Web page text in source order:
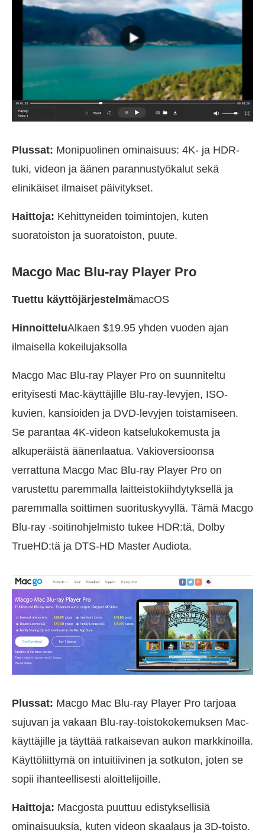
Plussat: Monipuolinen ominaisuus: 4K- ja HDR-
tuki, videon ja äänen parannustyökalut sekä
elinikäiset ilmaiset päivitykset.
Haittoja: Kehittyneiden toimintojen, kuten
suoratoiston ja suoratoiston, puute.
Macgo Mac Blu-ray Player Pro
Tuettu käyttöjärjestelmämacOS
HinnoitteluAlkaen $19.95 yhden vuoden ajan
ilmaisella kokeilujaksolla
Macgo Mac Blu-ray Player Pro on suunniteltu
erityisesti Mac-käyttäjille Blu-ray-levyjen, ISO-
kuvien, kansioiden ja DVD-levyjen toistamiseen.
Se parantaa 4K-videon katselukokemusta ja
alkuperäistä äänenlaatua. Vakioversioonsa
verrattuna Macgo Mac Blu-ray Player Pro on
varustettu paremmalla laitteistokiihdytyksellä ja
paremmalla soittimen suorituskyvyllä. Tämä Macgo
Blu-ray -soitinohjelmisto tukee HDR:tä, Dolby
TrueHD:tä ja DTS-HD Master Audiota.
Plussat: Macgo Mac Blu-ray Player Pro tarjoaa
sujuvan ja vakaan Blu-ray-toistokokemuksen Mac-
käyttäjille ja täyttää ratkaisevan aukon markkinoilla.
Käyttöliittymä on intuitiivinen ja sotkuton, joten se
sopii ihanteellisesti aloittelijoille.
Haittoja: Macgosta puuttuu edistyksellisiä
ominaisuuksia, kuten videon skaalaus ja 3D-toisto.